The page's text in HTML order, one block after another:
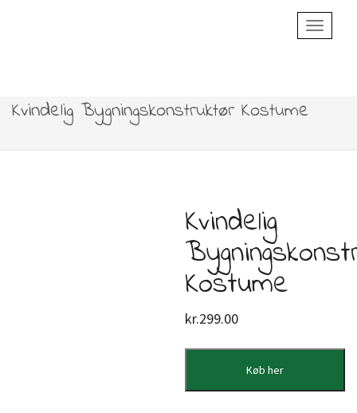
Toggle
Kvindelig Bygningskonstruktør Kostume
Kvindelig
Kostume
kr.299.00
Køb her